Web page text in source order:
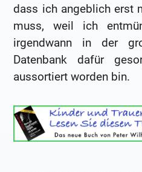
dass ich angeblich erst
muss, weil ich
irgendwann in der
Datenbank dafür
aussortiert worden bin.